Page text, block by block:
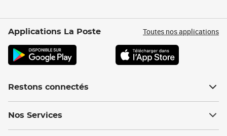
Applications La Poste Toutes nos applications
Restons connectés
Nos Services